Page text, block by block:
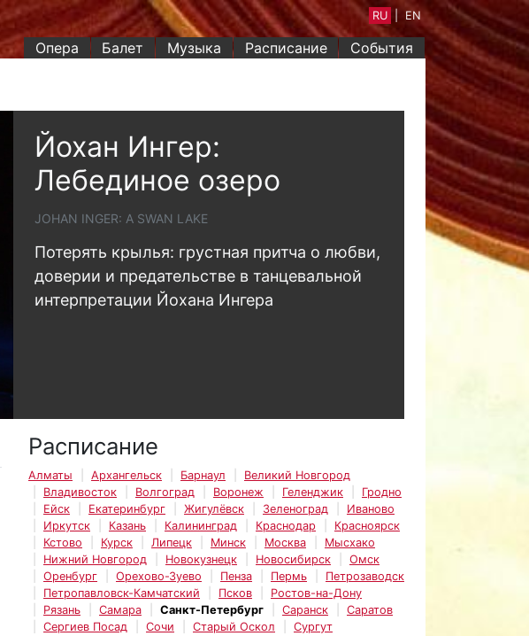
Опера Балет Музыка Расписание События
RU EN
Йохан Ингер:
Лебединое озеро
JOHAN INGER: A SWAN LAKE
Потерять крылья: грустная притча о любви,
доверии и предательстве в танцевальной
интерпретации Йохана Ингера
Расписание
Алматы Архангельск Барнаул
Великий Новгород
Владивосток
Волгоград Воронеж Геленджик
Гродно
Ейск
Екатеринбург Жигулёвск Зеленоград
Иваново
Иркутск
Казань Калининград Краснодар
Красноярск
Кстово
Курск Липецк Минск Москва
Мысхако
Нижний Новгород
Новокузнецк Новосибирск
Омск
Оренбург
Орехово-Зуево Пенза Пермь
Петрозаводск
Петропавловск-Камчатский
Псков
Ростов-на-Дону
Рязань
Самара Санкт-Петербург Саранск
Саратов
Сергиев Посад
Сочи Старый Оскол
Сургут